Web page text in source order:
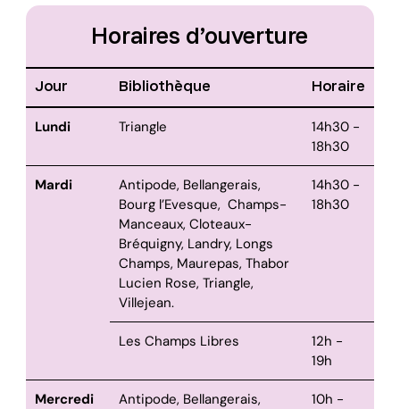
Horaires d’ouverture
Jour Bibliothèque Horaire
Lundi Triangle
14h30 -
18h30
Mardi
Antipode, Bellangerais,
Bourg l’Evesque, Champs-
Manceaux, Cloteaux-
Bréquigny, Landry, Longs
Champs, Maurepas, Thabor
Lucien Rose, Triangle,
Villejean.
14h30 -
18h30
Les Champs Libres
12h -
19h
Mercredi
Antipode, Bellangerais,
10h -